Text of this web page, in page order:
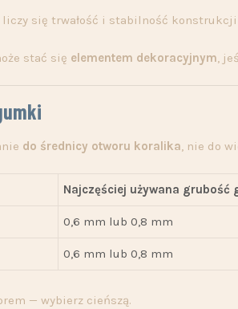
liczy się trwałość i stabilność konstrukcji
stać się elementem dekoracyjnym,
do średnicy otworu koralika, nie do
Najczęściej używana grubość
0,6 mm lub 0,8 mm
0,6 mm lub 0,8 mm
— wybierz cieńszą.